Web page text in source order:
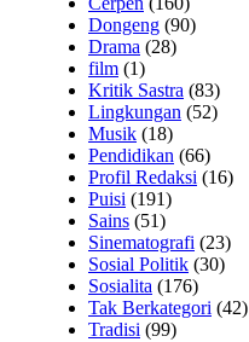
Dongeng (90)
Drama (28)
film (1)
Kritik Sastra (83)
Lingkungan (52)
Musik (18)
Pendidikan (66)
Profil Redaksi (16)
Puisi (191)
Sains (51)
Sinematografi (23)
Sosial Politik (30)
Sosialita (176)
Tak Berkategori (42)
Tradisi (99)